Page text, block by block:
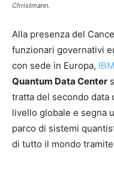
Christmann.
Alla presenza del
funzionari governativi
con sede in Europa, IBM
Quantum Data Center
tratta del secondo data
livello globale e segna
parco di sistemi
di tutto il mondo